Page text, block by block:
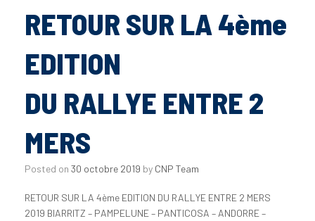
RETOUR SUR LA 4ème
EDITION
DU RALLYE ENTRE 2
MERS
Posted on 30 octobre 2019 by CNP Team
RETOUR SUR LA 4ème EDITION DU RALLYE ENTRE 2 MERS
2019 BIARRITZ – PAMPELUNE – PANTICOSA – ANDORRE –